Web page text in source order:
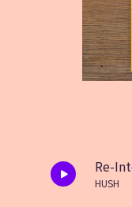
Re-
HUSH